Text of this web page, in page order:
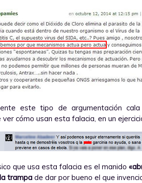
este tipo de argumentación
ver cómo usan esta falacia, en un
que usa esta falacia es el manido
trampa de dar por bueno el que